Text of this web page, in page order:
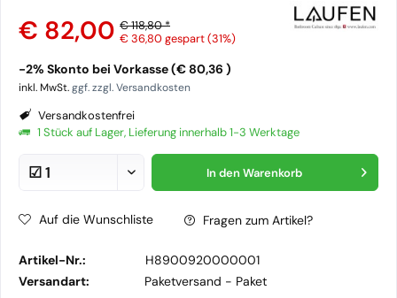
€ 82,00 € 118,80 *
€ 36,80gespart (31%)
-2% Skonto bei Vorkasse (€ 80,36 )
inkl. MwSt.ggf. zzgl. Versandkosten
Versandkostenfrei
1 Stück auf Lager, Lieferung innerhalb 1-3 Werktage
In den Warenkorb
Auf die Wunschliste Fragen zum Artikel?
Artikel-Nr.:
H8900920000001
Versandart:
Paketversand - Paket